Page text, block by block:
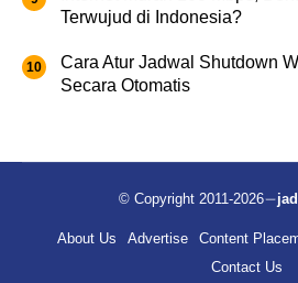
Terwujud di Indonesia?
Cara Atur Jadwal Shutdown
Secara Otomatis
© Copyright 2011-2026
About Us Advertise Content
Contact Us